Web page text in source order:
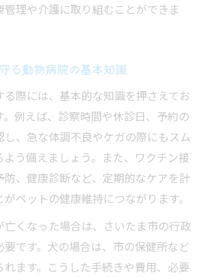
管理や介護に取り組むことができま
る動物病院の基本知識
際には、基本的な知識を押さえてお
。例えば、診察時間や休診日、予約の
し、急な体調不良やケガの際にもスム
う備えましょう。また、ワクチン接
、健康診断など、定期的なケアを計
ペットの健康維持につながります。
亡くなった場合は、さいたま市の行政
です。犬の場合は、市の保健所など
れます。こうした手続きや費用、必要